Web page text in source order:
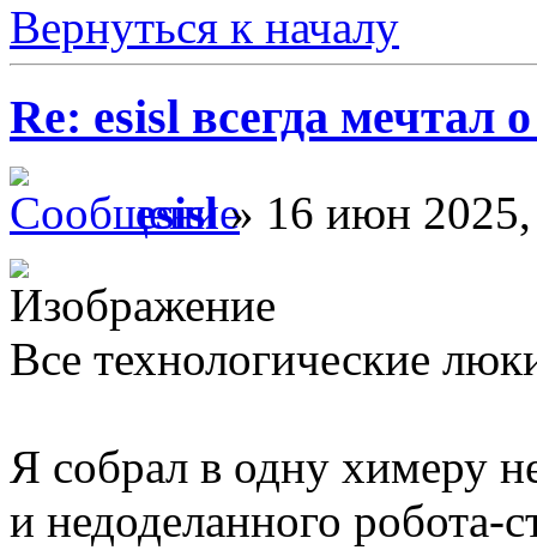
Вернуться к началу
Re: esisl всегда мечтал
esisl» 16 июн
Все технологические
Я собрал в одну химеру
и недоделанного робота-